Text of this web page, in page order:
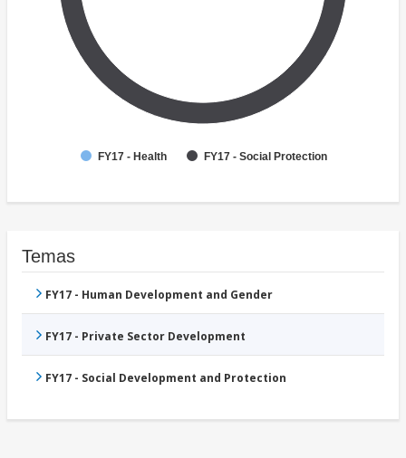
FY17 - Health FY17 - Social Protection
Temas
FY17 - Human Development and Gender
FY17 - Private Sector Development
FY17 - Social Development and Protection